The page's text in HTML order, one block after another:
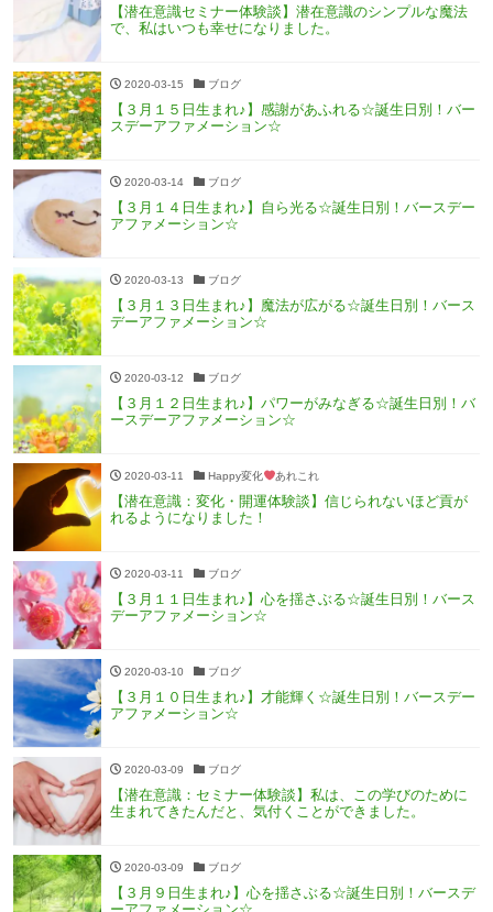
【潜在意識セミナー体験談】潜在意識のシンプルな魔法
で、私はいつも幸せになりました。
2020-03-15 ブログ
【３月１５日生まれ♪】感謝があふれる☆誕生日別！バー
スデーアファメーション☆
2020-03-14 ブログ
【３月１４日生まれ♪】自ら光る☆誕生日別！バースデー
アファメーション☆
2020-03-13 ブログ
【３月１３日生まれ♪】魔法が広がる☆誕生日別！バース
デーアファメーション☆
2020-03-12 ブログ
【３月１２日生まれ♪】パワーがみなぎる☆誕生日別！バ
ースデーアファメーション☆
2020-03-11 Happy変化 あれこれ
【潜在意識：変化・開運体験談】信じられないほど貢が
れるようになりました！
2020-03-11 ブログ
【３月１１日生まれ♪】心を揺さぶる☆誕生日別！バース
デーアファメーション☆
2020-03-10 ブログ
【３月１０日生まれ♪】才能輝く☆誕生日別！バースデー
アファメーション☆
2020-03-09 ブログ
【潜在意識：セミナー体験談】私は、この学びのために
生まれてきたんだと、気付くことができました。
2020-03-09 ブログ
【３月９日生まれ♪】心を揺さぶる☆誕生日別！バースデ